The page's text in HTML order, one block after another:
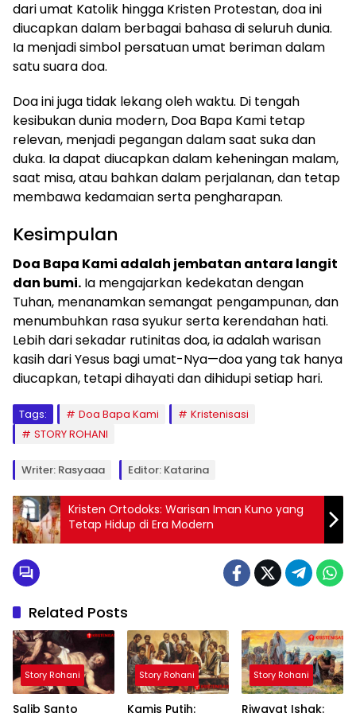
dari umat Katolik hingga Kristen Protestan, doa ini
diucapkan dalam berbagai bahasa di seluruh dunia.
Ia menjadi simbol persatuan umat beriman dalam
satu suara doa.
Doa ini juga tidak lekang oleh waktu. Di tengah
kesibukan dunia modern, Doa Bapa Kami tetap
relevan, menjadi pegangan dalam saat suka dan
duka. Ia dapat diucapkan dalam keheningan malam,
saat misa, atau bahkan dalam perjalanan, dan tetap
membawa kedamaian serta pengharapan.
Kesimpulan
Doa Bapa Kami adalah jembatan antara langit
dan bumi. Ia mengajarkan kedekatan dengan
Tuhan, menanamkan semangat pengampunan, dan
menumbuhkan rasa syukur serta kerendahan hati.
Lebih dari sekadar rutinitas doa, ia adalah warisan
kasih dari Yesus bagi umat-Nya—doa yang tak hanya
diucapkan, tetapi dihayati dan dihidupi setiap hari.
Tags: Doa Bapa Kami
Kristenisasi
STORY ROHANI
Writer: Rasyaaa Editor: Katarina
Kristen Ortodoks: Warisan Iman Kuno yang
Tetap Hidup di Era Modern
Related Posts
Story Rohani
Salib Santo
Story Rohani
Kamis Putih:
Story Rohani
Riwayat Ishak: